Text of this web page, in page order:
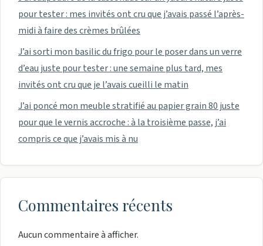
pour tester : mes invités ont cru que j’avais passé l’après-
midi à faire des crèmes brûlées
J’ai sorti mon basilic du frigo pour le poser dans un verre
d’eau juste pour tester : une semaine plus tard, mes
invités ont cru que je l’avais cueilli le matin
J’ai poncé mon meuble stratifié au papier grain 80 juste
pour que le vernis accroche : à la troisième passe, j’ai
compris ce que j’avais mis à nu
Commentaires récents
Aucun commentaire à afficher.